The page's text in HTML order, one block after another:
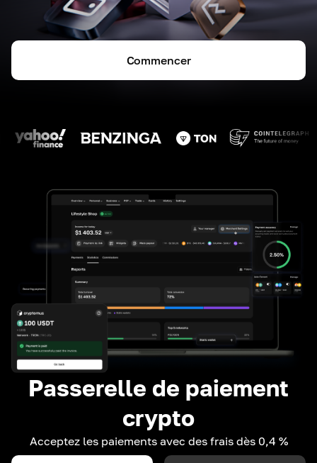
Commencer
Passerelle de paiement
crypto
Acceptez les paiements avec des frais dès 0,4 %